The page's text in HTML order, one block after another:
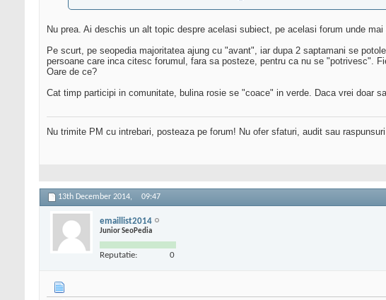
Nu prea. Ai deschis un alt topic despre acelasi subiect, pe acelasi forum unde
Pe scurt, pe seopedia majoritatea ajung cu "avant", iar dupa 2 saptamani se
persoane care inca citesc forumul, fara sa posteze, pentru ca nu se "potrivesc".
Oare de ce?
Cat timp participi in comunitate, bulina rosie se "coace" in verde. Daca vrei doar
Nu trimite PM cu intrebari, posteaza pe forum! Nu ofer sfaturi, audit sau
13th December 2014, 09:47
emaillist2014
Junior SeoPedia
Reputatie: 0